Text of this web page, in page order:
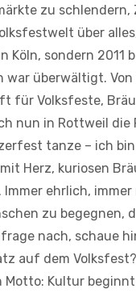
zu
über
Köln, sondern
war überwältigt.
für Volksfeste,
nun in Rottweil
tanze – ich
Herz, kuriosen
ehrlich,
zu
nach, schaue
auf dem
Motto: Kultur